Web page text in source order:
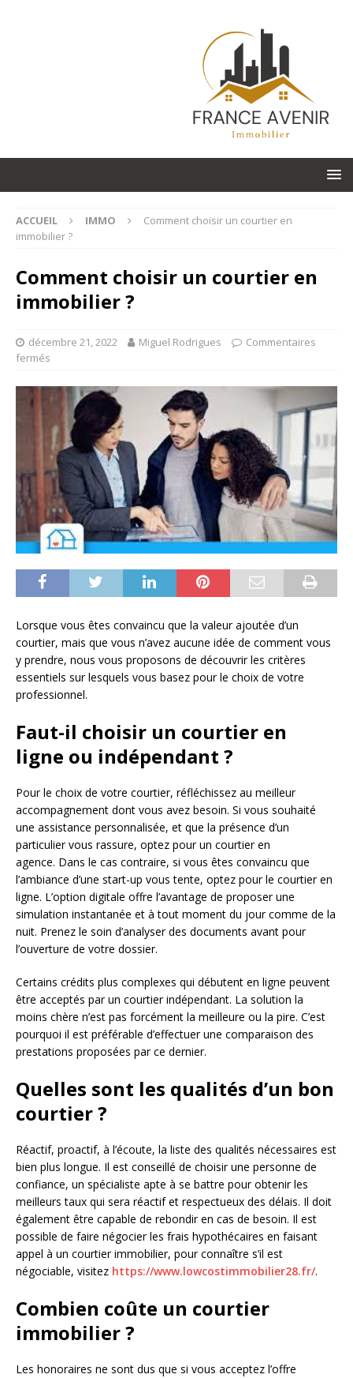
ACCUEIL IMMO
Comment choisir un courtier en
immobilier ?
Comment choisir un courtier en
immobilier ?
décembre 21, 2022 Miguel Rodrigues
Commentaires
fermés
Lorsque vous êtes convaincu que la valeur ajoutée d’un
courtier, mais que vous n’avez aucune idée de comment vous
y prendre, nous vous proposons de découvrir les critères
essentiels sur lesquels vous basez pour le choix de votre
professionnel.
Faut-il choisir un courtier en
ligne ou indépendant ?
Pour le choix de votre courtier, réfléchissez au meilleur
accompagnement dont vous avez besoin. Si vous souhaité
une assistance personnalisée, et que la présence d’un
particulier vous rassure, optez pour un courtier en
agence. Dans le cas contraire, si vous êtes convaincu que
l’ambiance d’une start-up vous tente, optez pour le courtier en
ligne. L’option digitale offre l’avantage de proposer une
simulation instantanée et à tout moment du jour comme de la
nuit. Prenez le soin d’analyser des documents avant pour
l’ouverture de votre dossier.
Certains crédits plus complexes qui débutent en ligne peuvent
être acceptés par un courtier indépendant. La solution la
moins chère n’est pas forcément la meilleure ou la pire. C’est
pourquoi il est préférable d’effectuer une comparaison des
prestations proposées par ce dernier.
Quelles sont les qualités d’un bon
courtier ?
Réactif, proactif, à l’écoute, la liste des qualités nécessaires est
bien plus longue. Il est conseillé de choisir une personne de
confiance, un spécialiste apte à se battre pour obtenir les
meilleurs taux qui sera réactif et respectueux des délais. Il doit
également être capable de rebondir en cas de besoin. Il est
possible de faire négocier les frais hypothécaires en faisant
appel à un courtier immobilier, pour connaître s’il est
négociable, visitez https://www.lowcostimmobilier28.fr/.
Combien coûte un courtier
immobilier ?
Les honoraires ne sont dus que si vous acceptez l’offre